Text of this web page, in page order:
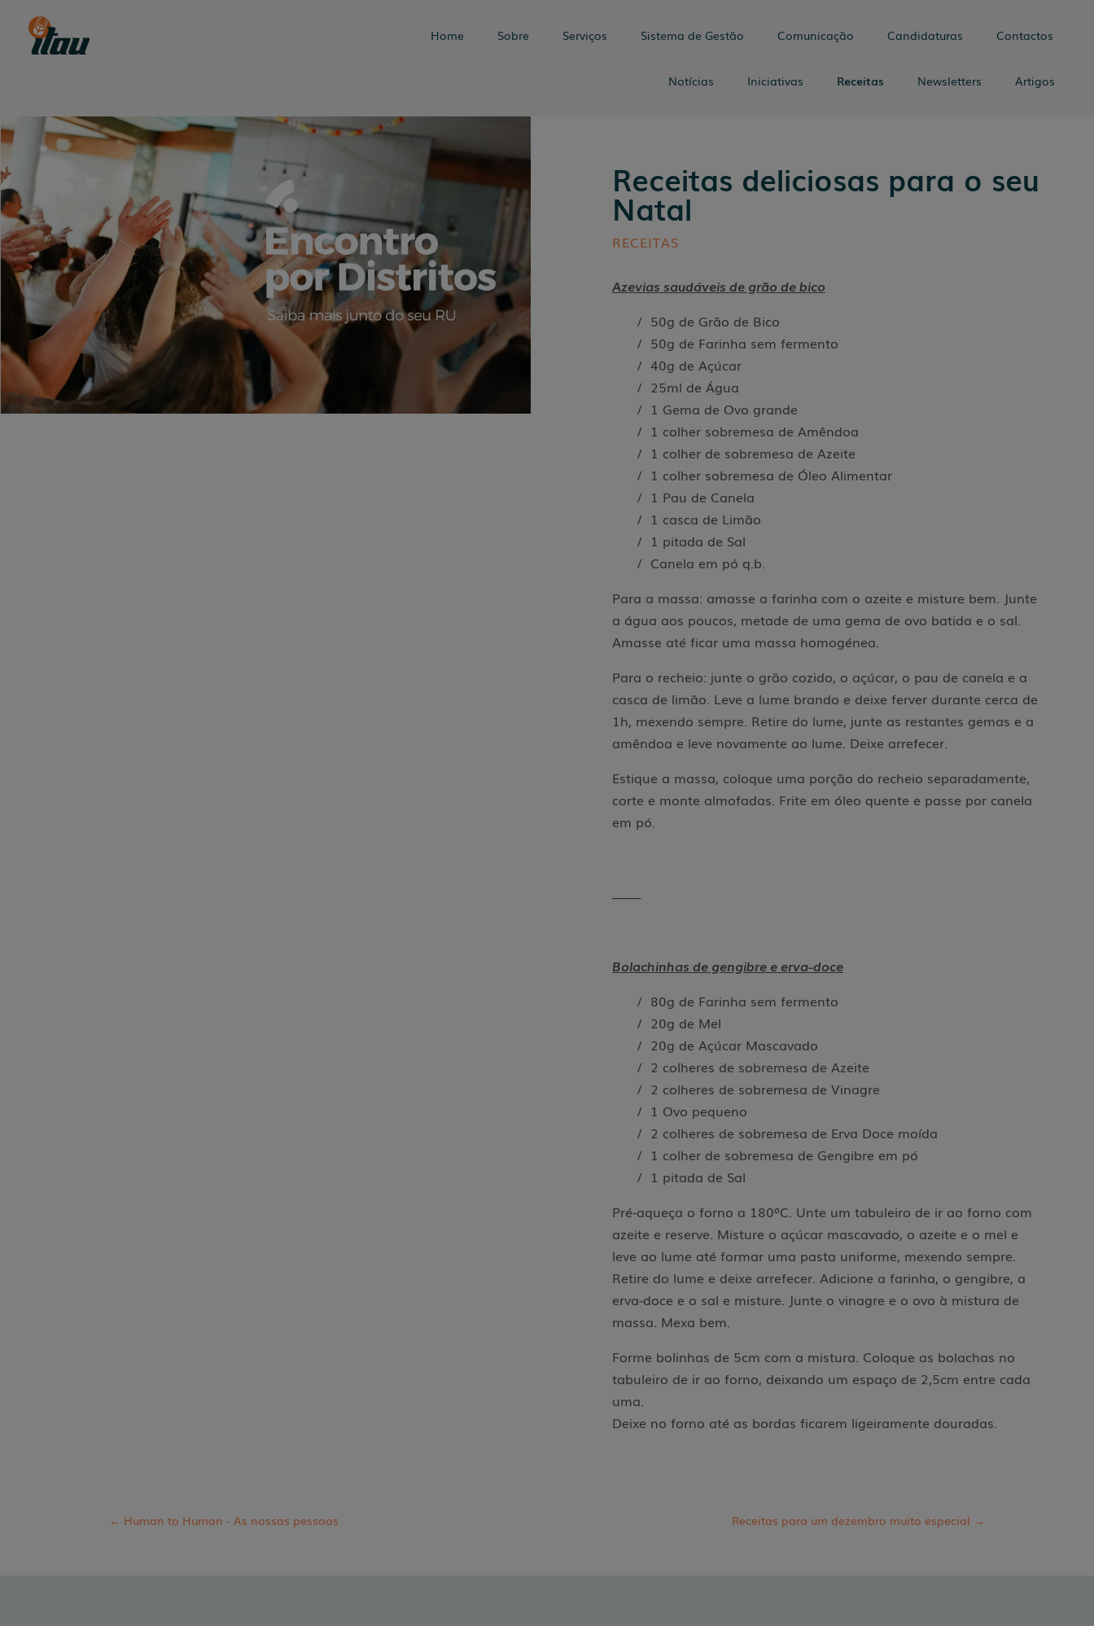
Home Sobre Serviços Sistema de Gestão Comunicação
Notícias Iniciativas Receitas Newsletters Artigos
Candidaturas Contactos
Receitas deliciosas para o seu
Natal
RECEITAS
Azevias saudáveis de grão de bico
/ 50g de Grão de Bico
/ 50g de Farinha sem fermento
/ 40g de Açúcar
/ 25ml de Água
/ 1 Gema de Ovo grande
/ 1 colher sobremesa de Amêndoa
/ 1 colher de sobremesa de Azeite
/ 1 colher sobremesa de Óleo Alimentar
/ 1 Pau de Canela
/ 1 casca de Limão
/ 1 pitada de Sal
/ Canela em pó q.b.
Para a massa: amasse a farinha com o azeite e misture bem. Junte
a água aos poucos, metade de uma gema de ovo batida e o sal.
Amasse até ficar uma massa homogénea.
Para o recheio: junte o grão cozido, o açúcar, o pau de canela e a
casca de limão. Leve a lume brando e deixe ferver durante cerca de
1h, mexendo sempre. Retire do lume, junte as restantes gemas e a
amêndoa e leve novamente ao lume. Deixe arrefecer.
Estique a massa, coloque uma porção do recheio separadamente,
corte e monte almofadas. Frite em óleo quente e passe por canela
em pó.
Bolachinhas de gengibre e erva-doce
/ 80g de Farinha sem fermento
/ 20g de Mel
/ 20g de Açúcar Mascavado
/ 2 colheres de sobremesa de Azeite
/ 2 colheres de sobremesa de Vinagre
/ 1 Ovo pequeno
/ 2 colheres de sobremesa de Erva Doce moída
/ 1 colher de sobremesa de Gengibre em pó
/ 1 pitada de Sal
Pré-aqueça o forno a 180ºC. Unte um tabuleiro de ir ao forno com
azeite e reserve. Misture o açúcar mascavado, o azeite e o mel e
leve ao lume até formar uma pasta uniforme, mexendo sempre.
Retire do lume e deixe arrefecer. Adicione a farinha, o gengibre, a
erva-doce e o sal e misture. Junte o vinagre e o ovo à mistura de
massa. Mexa bem.
Forme bolinhas de 5cm com a mistura. Coloque as bolachas no
tabuleiro de ir ao forno, deixando um espaço de 2,5cm entre cada
uma.
Deixe no forno até as bordas ficarem ligeiramente douradas.
← Human to Human - As nossas pessoas Receitas para um dezembro muito especial →